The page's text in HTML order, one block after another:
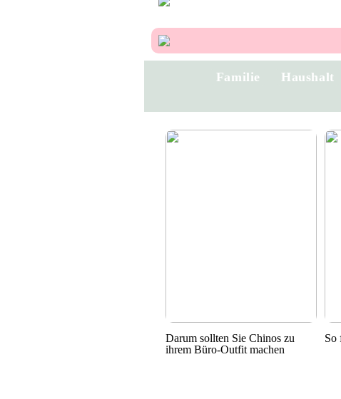
Familie Haushalt
Darum sollten Sie Chinos zu
ihrem Büro-Outfit machen
So